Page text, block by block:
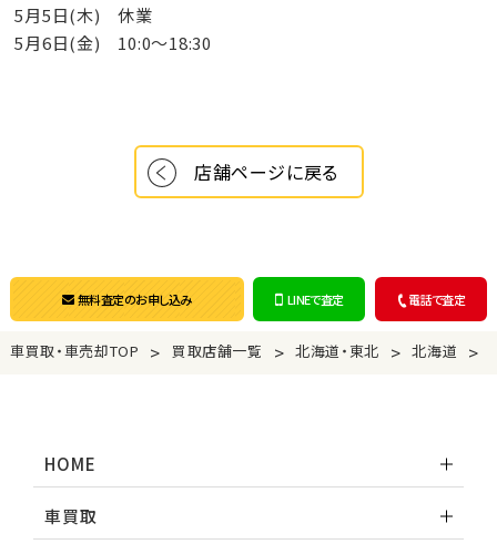
無料査定のお申し込み LINEで査定 電話で査定
5月5日(木) 休業
5月6日(金) 10:0～18:30
店舗ページに戻る
車買取・車売却TOP > 買取店舗一覧 > 北海道・東北 > 北海道 >
HOME
車買取